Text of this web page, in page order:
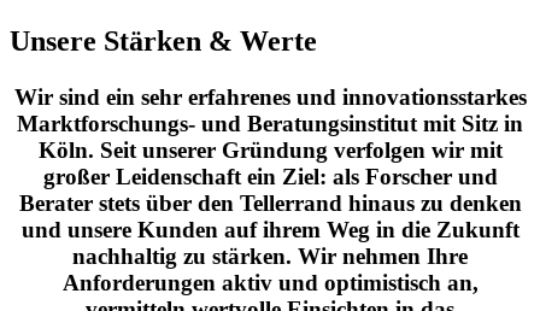
Unsere Stärken & Werte
Wir sind ein sehr erfahrenes und innovationsstarkes
Marktforschungs- und Beratungsinstitut mit Sitz in
Köln. Seit unserer Gründung verfolgen wir mit
großer Leidenschaft ein Ziel: als Forscher und
Berater stets über den Tellerrand hinaus zu denken
und unsere Kunden auf ihrem Weg in die Zukunft
nachhaltig zu stärken. Wir nehmen Ihre
Anforderungen aktiv und optimistisch an,